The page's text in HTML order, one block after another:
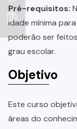
Pré-requisitos:
idade mínima
poderão ser
grau escolar.
Objetivo
Este curso
áreas do